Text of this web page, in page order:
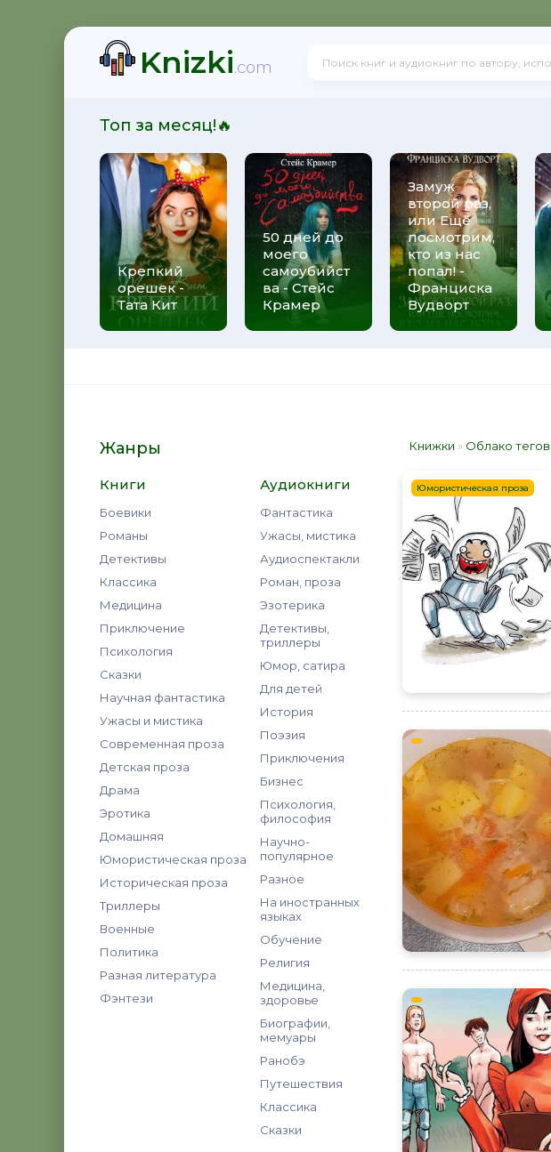
Knizki.com
Топ за месяц!🔥
Крепкий
орешек -
Тата Кит
50 дней до
моего
самоубийст
ва - Стейс
Крамер
Замуж
второй раз,
или Ещё
посмотрим,
кто из нас
попал! -
Франциска
Вудворт
Жанры
Книги
Боевики
Романы
Детективы
Классика
Медицина
Приключение
Психология
Сказки
Научная фантастика
Ужасы и мистика
Современная проза
Детская проза
Драма
Эротика
Домашняя
Юмористическая проза
Историческая проза
Триллеры
Военные
Политика
Разная литература
Фэнтези
Аудиокниги
Фантастика
Ужасы, мистика
Аудиоспектакли
Роман, проза
Эзотерика
Детективы,
триллеры
Юмор, сатира
Для детей
История
Поэзия
Приключения
Бизнес
Психология,
философия
Научно-
популярное
Разное
На иностранных
языках
Обучение
Религия
Медицина,
здоровье
Биографии,
мемуары
Ранобэ
Путешествия
Классика
Сказки
Книжки » Облако тегов
Юмористическая проза